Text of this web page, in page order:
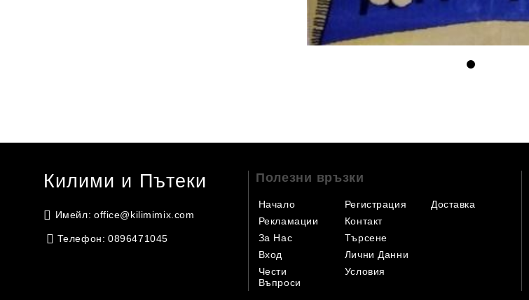
Килими и Пътеки
Имейл: office@kilimimix.com
Телефон: 0896471045
Полезни връзки
Начало
Рекламации
За Нас
Вход
Чести
Въпроси
Регистрация
Контакт
Търсене
Лични Данни
Условия
Доставка